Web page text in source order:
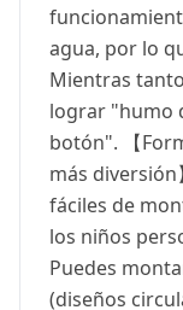
agua, por lo
Mientras
lograr "humo
botón". 【
más diversión
fáciles de
los niños
Puedes
(diseños